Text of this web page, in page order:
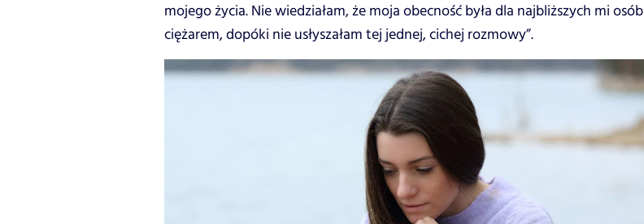
mojego życia. Nie wiedziałam, że moja obecność była dla najbliższych mi osób
ciężarem, dopóki nie usłyszałam tej jednej, cichej rozmowy”.